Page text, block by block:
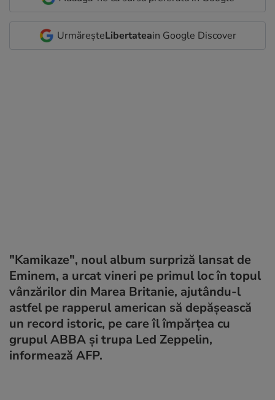
UrmăreșteLibertateain Google Discover
"Kamikaze", noul album surpriză lansat de
Eminem, a urcat vineri pe primul loc în topul
vânzărilor din Marea Britanie, ajutându-l
astfel pe rapperul american să depăşească
un record istoric, pe care îl împărţea cu
grupul ABBA şi trupa Led Zeppelin,
informează AFP.